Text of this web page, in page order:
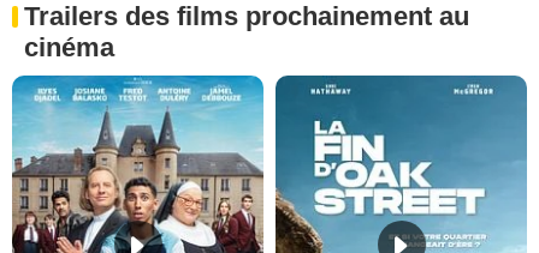
Trailers des films prochainement au
cinéma